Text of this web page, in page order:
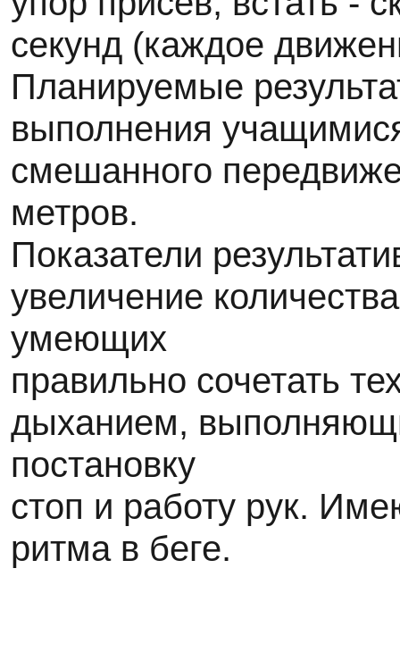
секунд (каждое
Планируемые
выполнения
смешанного
метров.
Показатели
увеличение
умеющих
правильно сочетать
дыханием,
постановку
стоп и работу рук.
ритма в беге.